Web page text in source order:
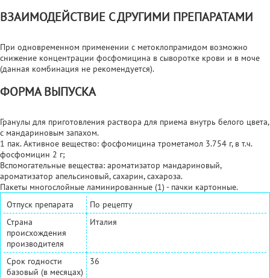
ВЗАИМОДЕЙСТВИЕ С ДРУГИМИ ПРЕПАРАТАМИ
При одновременном применении с метоклопрамидом возможно
снижение концентрации фосфомицина в сыворотке крови и в моче
(данная комбинация не рекомендуется).
ФОРМА ВЫПУСКА
Гранулы для приготовления раствора для приема внутрь белого цвета,
с мандариновым запахом.
1 пак. Активное вещество: фосфомицина трометамол 3.754 г, в т.ч.
фосфомицин 2 г;
Вспомогательные вещества: ароматизатор мандариновый,
ароматизатор апельсиновый, сахарин, сахароза.
Пакеты многослойные ламинированные (1) - пачки картонные.
Отпуск препарата
По рецепту
Страна
происхождения
производителя
Италия
Срок годности
базовый (в месяцах)
36